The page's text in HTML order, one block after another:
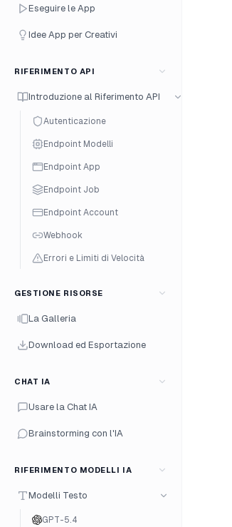
Eseguire le App
Idee App per Creativi
RIFERIMENTO API
Introduzione al Riferimento API
Autenticazione
Endpoint Modelli
Endpoint App
Endpoint Job
Endpoint Account
Webhook
Errori e Limiti di Velocità
GESTIONE RISORSE
La Galleria
Download ed Esportazione
CHAT IA
Usare la Chat IA
Brainstorming con l'IA
RIFERIMENTO MODELLI IA
Modelli Testo
GPT-5.4